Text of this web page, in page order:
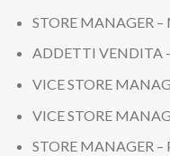
STORE MANAGER –
ADDETTI VENDITA
VICE STORE
VICE STORE
STORE MANAGER –